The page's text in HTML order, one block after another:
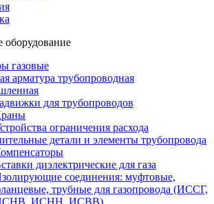
оборудование
газовые
арматура трубопроводная
для трубопроводов
ограничения расхода
детали и элементы трубопровода
диэлектрические для газа
соединения: муфтовые,
трубные для газопровода (ИССГ,
ИСНН, ИСВВ)